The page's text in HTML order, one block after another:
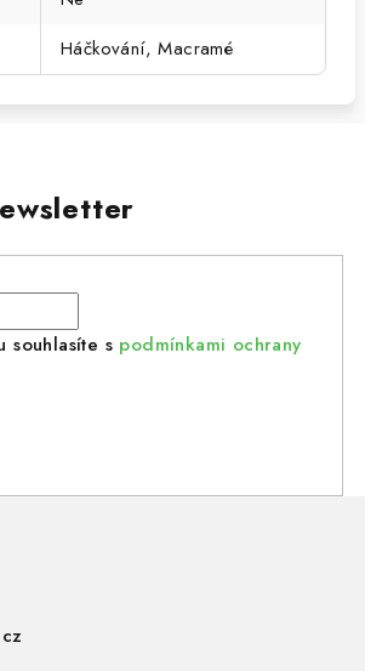
Háčkování, Macramé
souhlasíte s podmínkami ochrany